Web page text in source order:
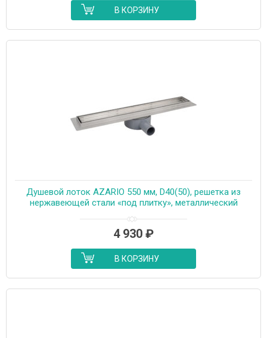
В КОРЗИНУ
Душевой лоток AZARIO 550 мм, D40(50), решетка из
нержавеющей стали «под плитку», металлический
(AZT3TILE550)
4 930 ₽
В КОРЗИНУ